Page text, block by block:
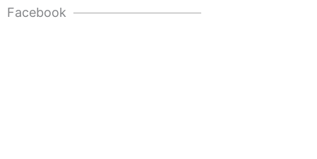
Facebook